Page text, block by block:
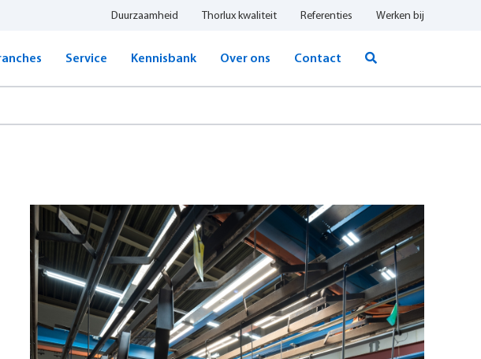
Duurzaamheid Thorlux kwaliteit Referenties Werken bij
Service Kennisbank Over ons Contact